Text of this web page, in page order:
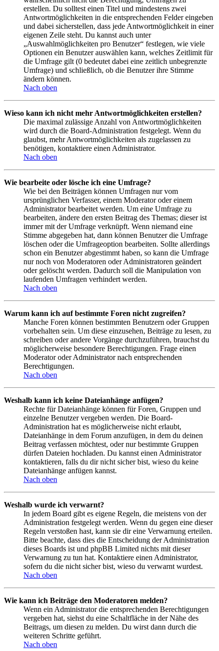
erstellen. Du solltest einen Titel und mindestens zwei
Antwortmöglichkeiten in die entsprechenden Felder eingeben
und dabei sicherstellen, dass jede Antwortmöglichkeit in einer
eigenen Zeile steht. Du kannst auch unter
„Auswahlmöglichkeiten pro Benutzer“ festlegen, wie viele
Optionen ein Benutzer auswählen kann, welches Zeitlimit für
die Umfrage gilt (0 bedeutet dabei eine zeitlich unbegrenzte
Umfrage) und schließlich, ob die Benutzer ihre Stimme
ändern können.
Nach oben
Wieso kann ich nicht mehr Antwortmöglichkeiten erstellen?
Die maximal zulässige Anzahl von Antwortmöglichkeiten
wird durch die Board-Administration festgelegt. Wenn du
glaubst, mehr Antwortmöglichkeiten als zugelassen zu
benötigen, kontaktiere einen Administrator.
Nach oben
Wie bearbeite oder lösche ich eine Umfrage?
Wie bei den Beiträgen können Umfragen nur vom
ursprünglichen Verfasser, einem Moderator oder einem
Administrator bearbeitet werden. Um eine Umfrage zu
bearbeiten, ändere den ersten Beitrag des Themas; dieser ist
immer mit der Umfrage verknüpft. Wenn niemand eine
Stimme abgegeben hat, dann können Benutzer die Umfrage
löschen oder die Umfrageoption bearbeiten. Sollte allerdings
schon ein Benutzer abgestimmt haben, so kann die Umfrage
nur noch von Moderatoren oder Administratoren geändert
oder gelöscht werden. Dadurch soll die Manipulation von
laufenden Umfragen verhindert werden.
Nach oben
Warum kann ich auf bestimmte Foren nicht zugreifen?
Manche Foren können bestimmten Benutzern oder Gruppen
vorbehalten sein. Um diese einzusehen, Beiträge zu lesen, zu
schreiben oder andere Vorgänge durchzuführen, brauchst du
möglicherweise besondere Berechtigungen. Frage einen
Moderator oder Administrator nach entsprechenden
Berechtigungen.
Nach oben
Weshalb kann ich keine Dateianhänge anfügen?
Rechte für Dateianhänge können für Foren, Gruppen und
einzelne Benutzer vergeben werden. Die Board-
Administration hat es möglicherweise nicht erlaubt,
Dateianhänge in dem Forum anzufügen, in dem du deinen
Beitrag verfassen möchtest, oder nur bestimmte Gruppen
dürfen Dateien hochladen. Du kannst einen Administrator
kontaktieren, falls du dir nicht sicher bist, wieso du keine
Dateianhänge anfügen kannst.
Nach oben
Weshalb wurde ich verwarnt?
In jedem Board gibt es eigene Regeln, die meistens von der
Administration festgelegt werden. Wenn du gegen eine dieser
Regeln verstoßen hast, kann sie dir eine Verwarnung erteilen.
Bitte beachte, dass dies die Entscheidung der Administration
dieses Boards ist und phpBB Limited nichts mit dieser
Verwarnung zu tun hat. Kontaktiere einen Administrator,
sofern du die nicht sicher bist, wieso du verwarnt wurdest.
Nach oben
Wie kann ich Beiträge den Moderatoren melden?
Wenn ein Administrator die entsprechenden Berechtigungen
vergeben hat, siehst du eine Schaltfläche in der Nähe des
Beitrags, um diesen zu melden. Du wirst dann durch die
weiteren Schritte geführt.
Nach oben